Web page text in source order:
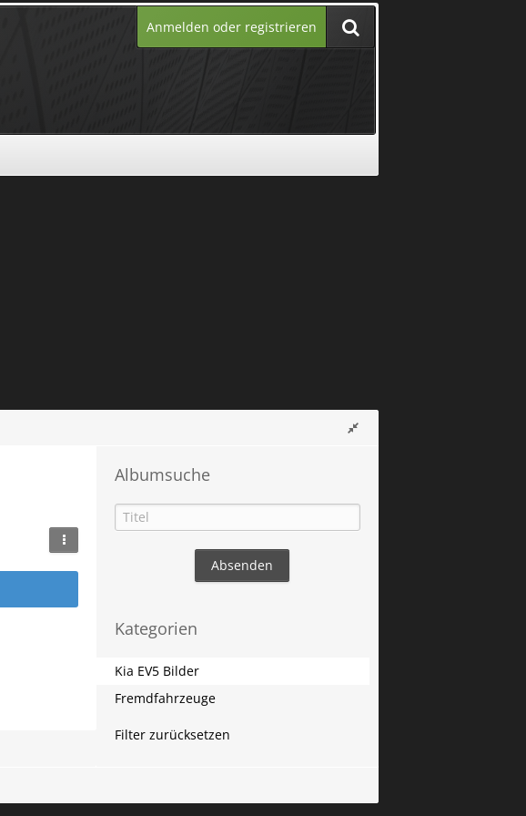
Anmelden oder registrieren
Albumsuche
Kategorien
Kia EV5 Bilder
Fremdfahrzeuge
Filter zurücksetzen